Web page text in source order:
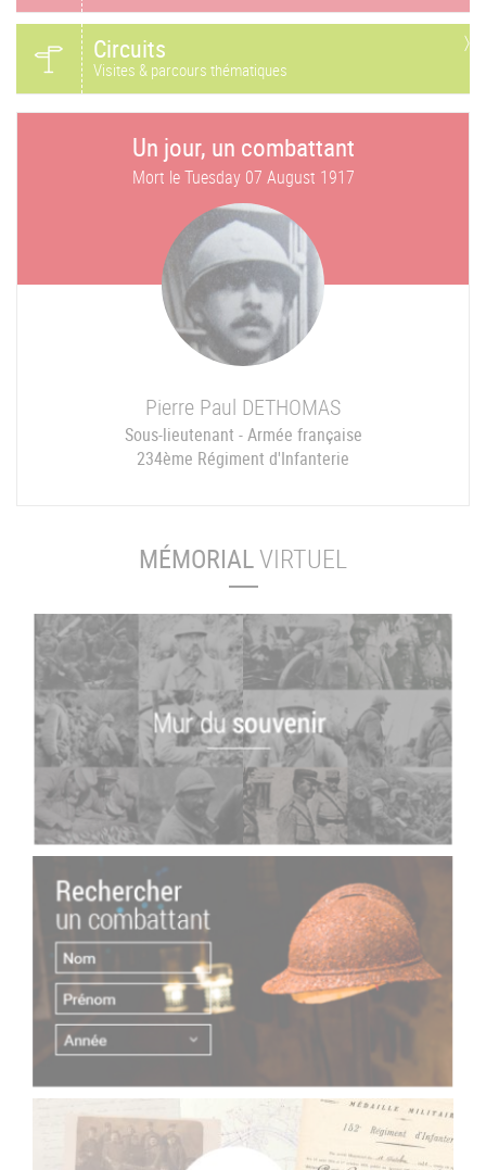
Circuits
Visites & parcours thématiques
Un jour, un combattant
Mort leTuesday 07 August 1917
Pierre Paul DETHOMAS
Sous-lieutenant - Armée française
234ème Régiment d'Infanterie
MÉMORIALVIRTUEL